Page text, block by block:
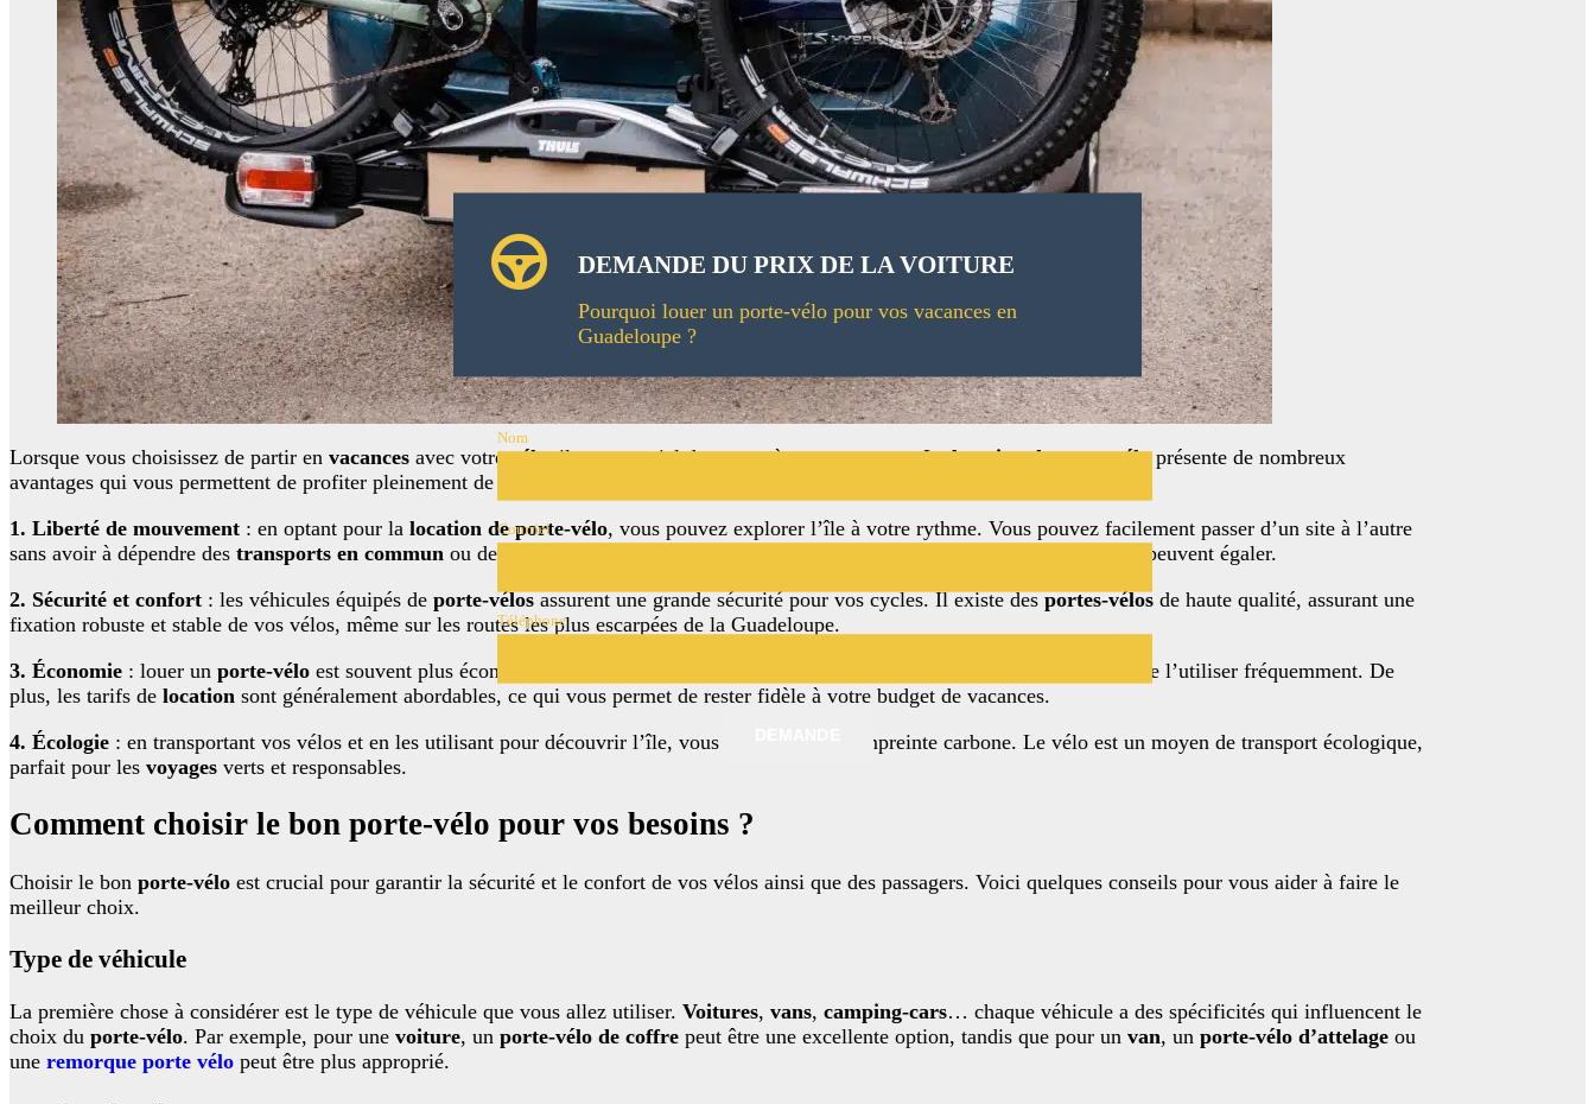
Lorsque vous choisissez de partir en vacances avec votrevélo, il est essentiel de penser à sontransport. Lalocation de porte-véloprésente de nombreux
avantages qui vous permettent de profiter pleinement de votre séjour.
1. Liberté de mouvement : en optant pour la location de porte-vélo, vous pouvez explorer l’île à votre rythme. Vous pouvez facilement passer d’un site à l’autre
sans avoir à dépendre des transports en commun ou des taxis. Cela vous offre une flexibilité que peu d’autres modes de transport peuvent égaler.
2. Sécurité et confort : les véhicules équipés de porte-vélosassurent une grande sécurité pour vos cycles. Il existe desportes-vélos de haute qualité, assurant une
fixation robuste et stable de vos vélos, même sur les routes les plus escarpées de la Guadeloupe.
3. Économie : louer un porte-vélo est souvent plus économique que d’acheter un porte-vélo neuf, surtout si vous ne prévoyez pas de l’utiliser fréquemment. De
plus, les tarifs de location sont généralement abordables, ce qui vous permet de rester fidèle à votre budget de vacances.
4. Écologie : en transportant vos vélos et en les utilisant pour découvrir l’île, vous réduisez votre empreinte carbone. Le vélo est un moyen de transport écologique,
parfait pour les voyages verts et responsables.
Comment choisir le bon porte-vélo pour vos besoins ?
Choisir le bon porte-vélo est crucial pour garantir la sécurité et le confort de vos vélos ainsi que des passagers. Voici quelques conseils pour vous aider à faire le
meilleur choix.
Type de véhicule
La première chose à considérer est le type de véhicule que vous allez utiliser. Voitures, vans, camping-cars… chaque véhicule a des spécificités qui influencent le
choix du porte-vélo. Par exemple, pour une voiture, un porte-vélo de coffre peut être une excellente option, tandis que pour un van, un porte-vélo d’attelage ou
une remorque porte vélo peut être plus approprié.
DEMANDE DU PRIX DE LA VOITURE
Pourquoi louer un porte-vélo pour vos vacances en
Guadeloupe ?
Nom
Courriel
Téléphone